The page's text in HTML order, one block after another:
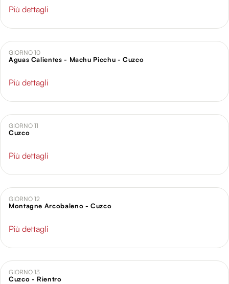
Più dettagli
GIORNO 10
Aguas Calientes - Machu Picchu - Cuzco
Più dettagli
GIORNO 11
Cuzco
Più dettagli
GIORNO 12
Montagne Arcobaleno - Cuzco
Più dettagli
GIORNO 13
Cuzco - Rientro